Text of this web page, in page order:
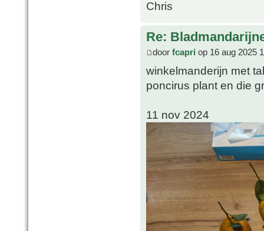
Chris
Re:
door fcapri op 16 aug 2025
winkelmanderijn met
poncirus plant en die
11 nov 2024